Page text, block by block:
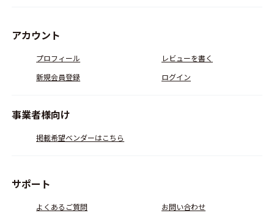
アカウント
プロフィール
レビューを書く
新規会員登録
ログイン
事業者様向け
掲載希望ベンダーはこちら
サポート
よくあるご質問
お問い合わせ